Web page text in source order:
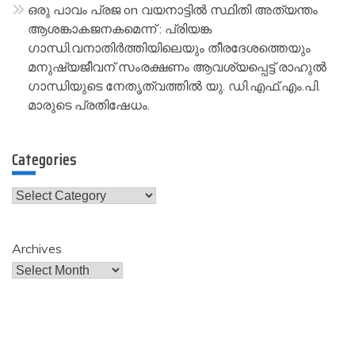
ഒരു പാവം പ്രജon വയനാട്ടിൽ സ്ഥിതി അത്യന്തം
ആശങ്കാകജനകമെന്ന് : പ്രിയങ്ക
ഗാന്ധി.വനാതിർത്തിയിലെയും തീരദേശത്തെയും
മനുഷ്യജീവന് സംരക്ഷണം ആവശ്യപ്പെട്ട് രാഹുൽ
ഗാന്ധിയുടെ നേതൃത്വത്തിൽ യു. ഡി.എഫ്.എം.പി.
മാരുടെ പ്രതിഷേധം.
Categories
Categories
Archives